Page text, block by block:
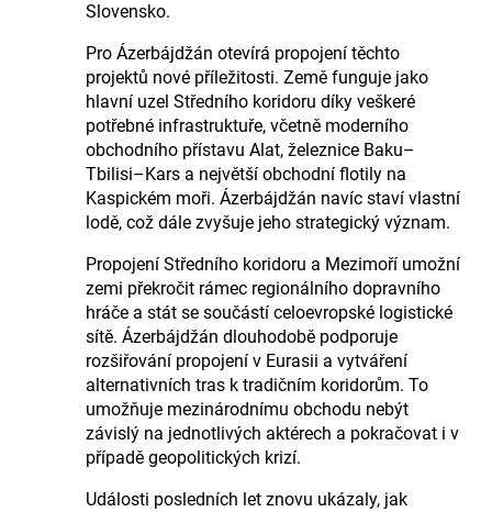
Slovensko.
Pro Ázerbájdžán otevírá propojení těchto
projektů nové příležitosti. Země funguje jako
hlavní uzel Středního koridoru díky veškeré
potřebné infrastruktuře, včetně moderního
obchodního přístavu Alat, železnice Baku–
Tbilisi–Kars a největší obchodní flotily na
Kaspickém moři. Ázerbájdžán navíc staví vlastní
lodě, což dále zvyšuje jeho strategický význam.
Propojení Středního koridoru a Mezimoří umožní
zemi překročit rámec regionálního dopravního
hráče a stát se součástí celoevropské logistické
sítě. Ázerbájdžán dlouhodobě podporuje
rozšiřování propojení v Eurasii a vytváření
alternativních tras k tradičním koridorům. To
umožňuje mezinárodnímu obchodu nebýt
závislý na jednotlivých aktérech a pokračovat i v
případě geopolitických krizí.
Události posledních let znovu ukázaly, jak